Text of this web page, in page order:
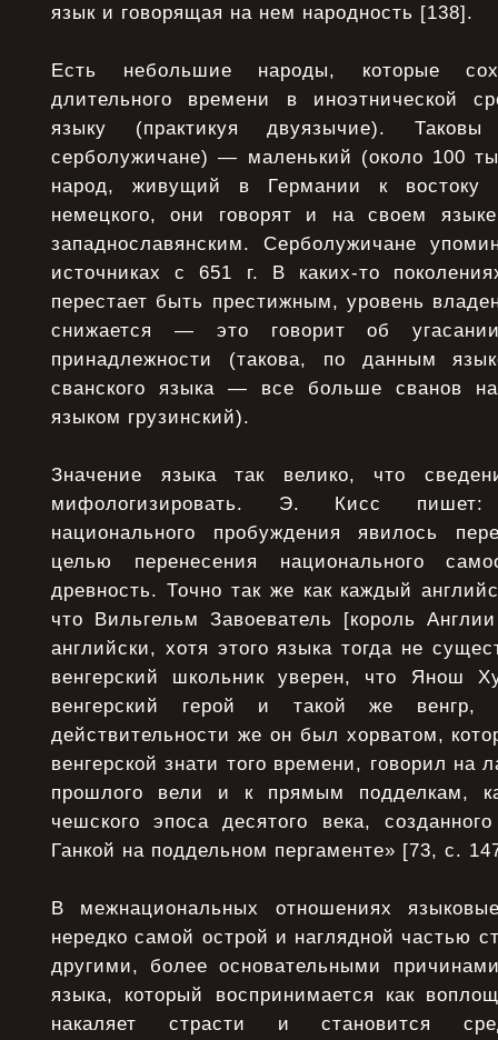
язык и говорящая на нем народность [138].
Есть небольшие народы, которые
длительного времени в иноэтнической
языку (практикуя двуязычие).
серболужичане) — маленький (около 100
народ, живущий в Германии к востоку
немецкого, они говорят и на своем
западнославянским. Серболужичане
источниках с 651 г. В каких-то
перестает быть престижным, уровень
снижается — это говорит об
принадлежности (такова, по данным
сванского языка — все больше сванов
языком грузинский).
Значение языка так велико, что
мифологизировать. Э. Кисс
национального пробуждения явилось
целью перенесения национального
древность. Точно так же как каждый
что Вильгельм Завоеватель [король
английски, хотя этого языка тогда не
венгерский школьник уверен, что Янош
венгерский герой и такой же
действительности же он был хорватом,
венгерской знати того времени, говорил на
прошлого вели и к прямым подделкам,
чешского эпоса десятого века,
Ганкой на поддельном пергаменте» [73, с.
В межнациональных отношениях
нередко самой острой и наглядной частью
другими, более основательными
языка, который воспринимается как
накаляет страсти и становится